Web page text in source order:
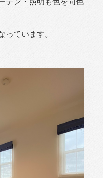
テン・照明も色を同色
っています。